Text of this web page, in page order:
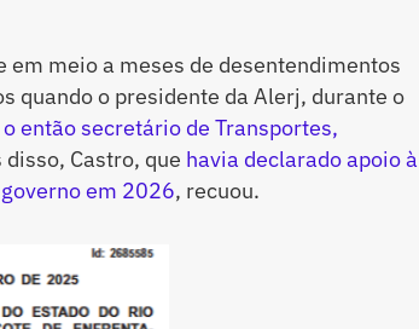
em meio a meses de desentendimentos
quando o presidente da Alerj, durante o
então secretário de Transportes,
disso, Castro, que havia declarado apoio à
em 2026, recuou.